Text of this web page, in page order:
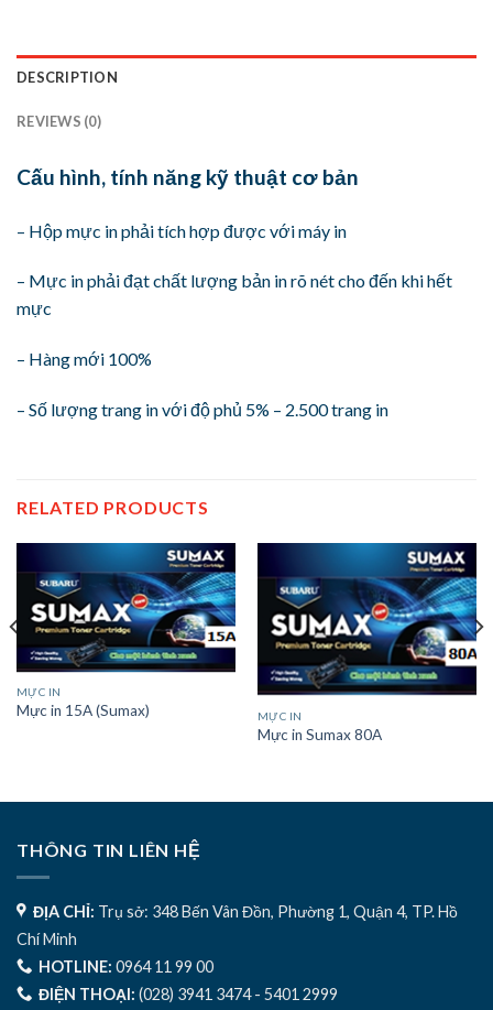
DESCRIPTION
REVIEWS (0)
Cấu hình, tính năng kỹ thuật cơ bản
– Hộp mực in phải tích hợp được với máy in
– Mực in phải đạt chất lượng bản in rõ nét cho đến khi hết
mực
– Hàng mới 100%
– Số lượng trang in với độ phủ 5% – 2.500 trang in
RELATED PRODUCTS
MỰC IN
Mực in 15A (Sumax) MỰC IN
Mực in Sumax 80A
THÔNG TIN LIÊN HỆ
ĐỊA CHỈ: Trụ sở: 348 Bến Vân Đồn, Phường 1, Quận 4, TP. Hồ
Chí Minh
HOTLINE: 0964 11 99 00
ĐIỆN THOẠI: (028) 3941 3474 - 5401 2999